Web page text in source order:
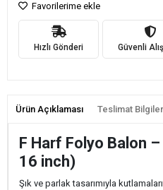
Favorilerime ekle
Hızlı Gönderi Güvenli
Ürün Açıklaması Teslimat
F Harf Folyo Balon
16 inch)
Şık ve parlak tasarımıyla